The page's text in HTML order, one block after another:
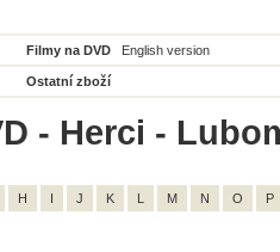
Filmy na DVD English version
Ostatní zboží
- Herci -
H I J K L M N O P